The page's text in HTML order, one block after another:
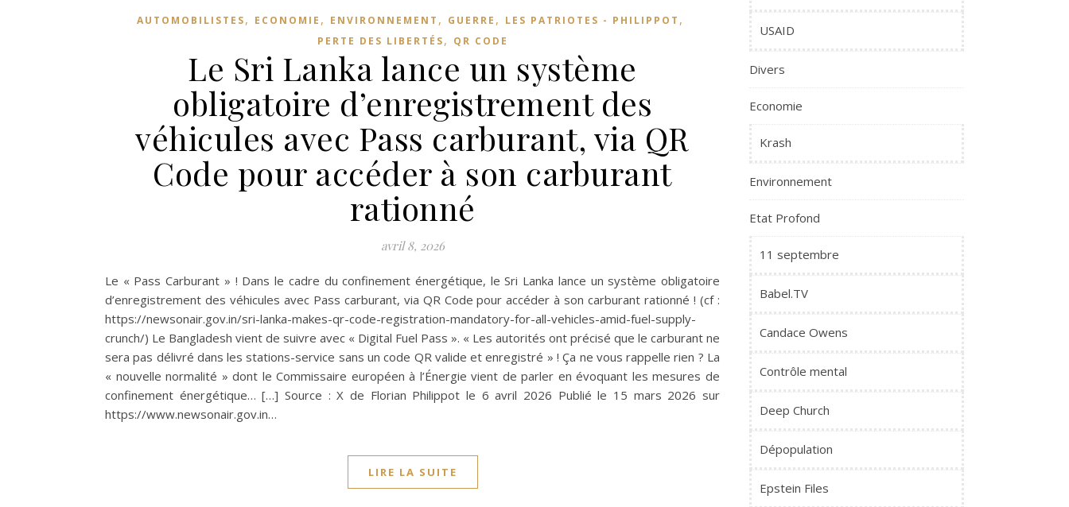
AUTOMOBILISTES, ECONOMIE , ENVIRONNEMENT , GUERRE , LES PATRIOTES - PHILIPPOT ,
PERTE DES LIBERTÉS, QR CODE
Le Sri Lanka lance un système
obligatoire d’enregistrement des
véhicules avec Pass carburant, via QR
Code pour accéder à son carburant
rationné
avril 8, 2026
Le « Pass Carburant » ! Dans le cadre du confinement énergétique, le Sri Lanka lance un système obligatoire
d’enregistrement des véhicules avec Pass carburant, via QR Code pour accéder à son carburant rationné ! (cf :
https://newsonair.gov.in/sri-lanka-makes-qr-code-registration-mandatory-for-all-vehicles-amid-fuel-supply-
crunch/) Le Bangladesh vient de suivre avec « Digital Fuel Pass ». « Les autorités ont précisé que le carburant ne
sera pas délivré dans les stations-service sans un code QR valide et enregistré » ! Ça ne vous rappelle rien ? La
« nouvelle normalité » dont le Commissaire européen à l’Énergie vient de parler en évoquant les mesures de
confinement énergétique… […] Source : X de Florian Philippot le 6 avril 2026 Publié le 15 mars 2026 sur
https://www.newsonair.gov.in…
LIRE LA SUITE
USAID
Divers
Economie
Krash
Environnement
Etat Profond
11 septembre
Babel.TV
Candace Owens
Contrôle mental
Deep Church
Dépopulation
Epstein Files